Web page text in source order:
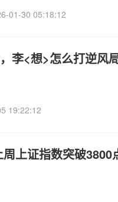
01-30 05:18:12
李<想>怎么打逆风
19:22:12
上证指数突破3800